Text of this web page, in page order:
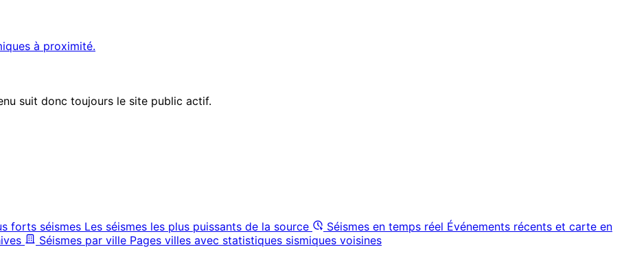
à proximité.
suit donc toujours le site public actif.
forts séismes Les séismes les plus puissants de la source Séismes en temps réel Événements récents et carte en
Séismes par ville Pages villes avec statistiques sismiques voisines